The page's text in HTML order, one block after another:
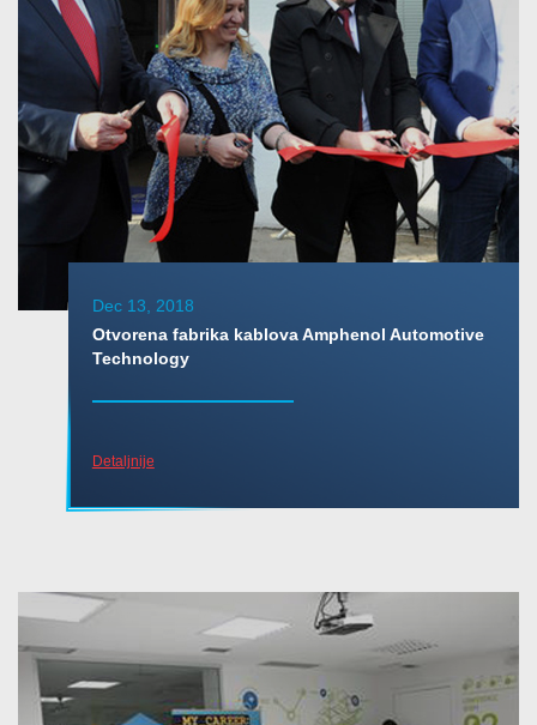
Dec 13, 2018
Otvorena fabrika kablova Amphenol Automotive
Technology
Detaljnije